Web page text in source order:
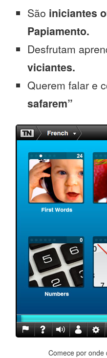
São iniciantes
Papiamento.
Desfrutam
viciantes.
Querem falar e
safarem”
Comece por onde